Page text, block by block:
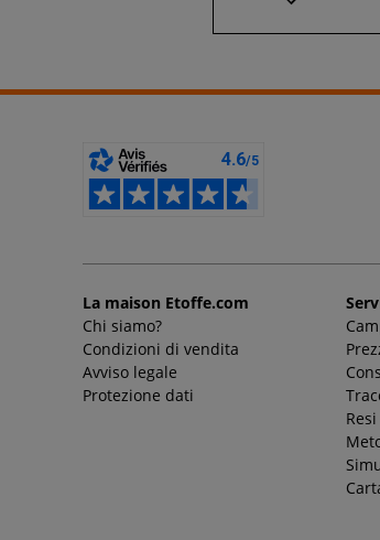
La maison Etoffe.com
Chi siamo?
Condizioni di vendita
Avviso legale
Protezione dati